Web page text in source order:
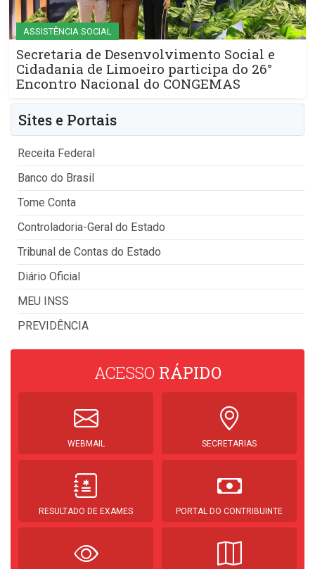
ASSISTÊNCIA SOCIAL
Secretaria de Desenvolvimento Social e
Cidadania de Limoeiro participa do 26°
Encontro Nacional do CONGEMAS
Sites e Portais
Receita Federal
Banco do Brasil
Tome Conta
Controladoria-Geral do Estado
Tribunal de Contas do Estado
Diário Oficial
MEU INSS
PREVIDÊNCIA
ACESSO RÁPIDO
WEBMAIL SECRETARIAS
RESULTADO DE EXAMES PORTAL DO CONTRIBUINTE